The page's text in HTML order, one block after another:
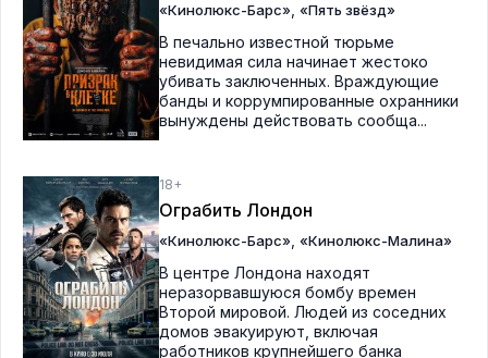
«Кинолюкс-Барс» «Пять звёзд»
В печально известной тюрьме
невидимая сила начинает жестоко
убивать заключенных. Враждующие
банды и коррумпированные охранники
вынуждены действовать сообща...
18+
Ограбить Лондон
«Кинолюкс-Барс» «Кинолюкс-Малина»
В центре Лондона находят
неразорвавшуюся бомбу времен
Второй мировой. Людей из соседних
домов эвакуируют, включая
работников крупнейшего банка